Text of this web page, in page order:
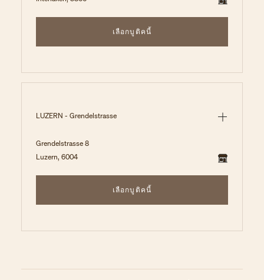
เลือกบูติคนี้
LUZERN - Grendelstrasse
Grendelstrasse 8
Luzern, 6004
เลือกบูติคนี้